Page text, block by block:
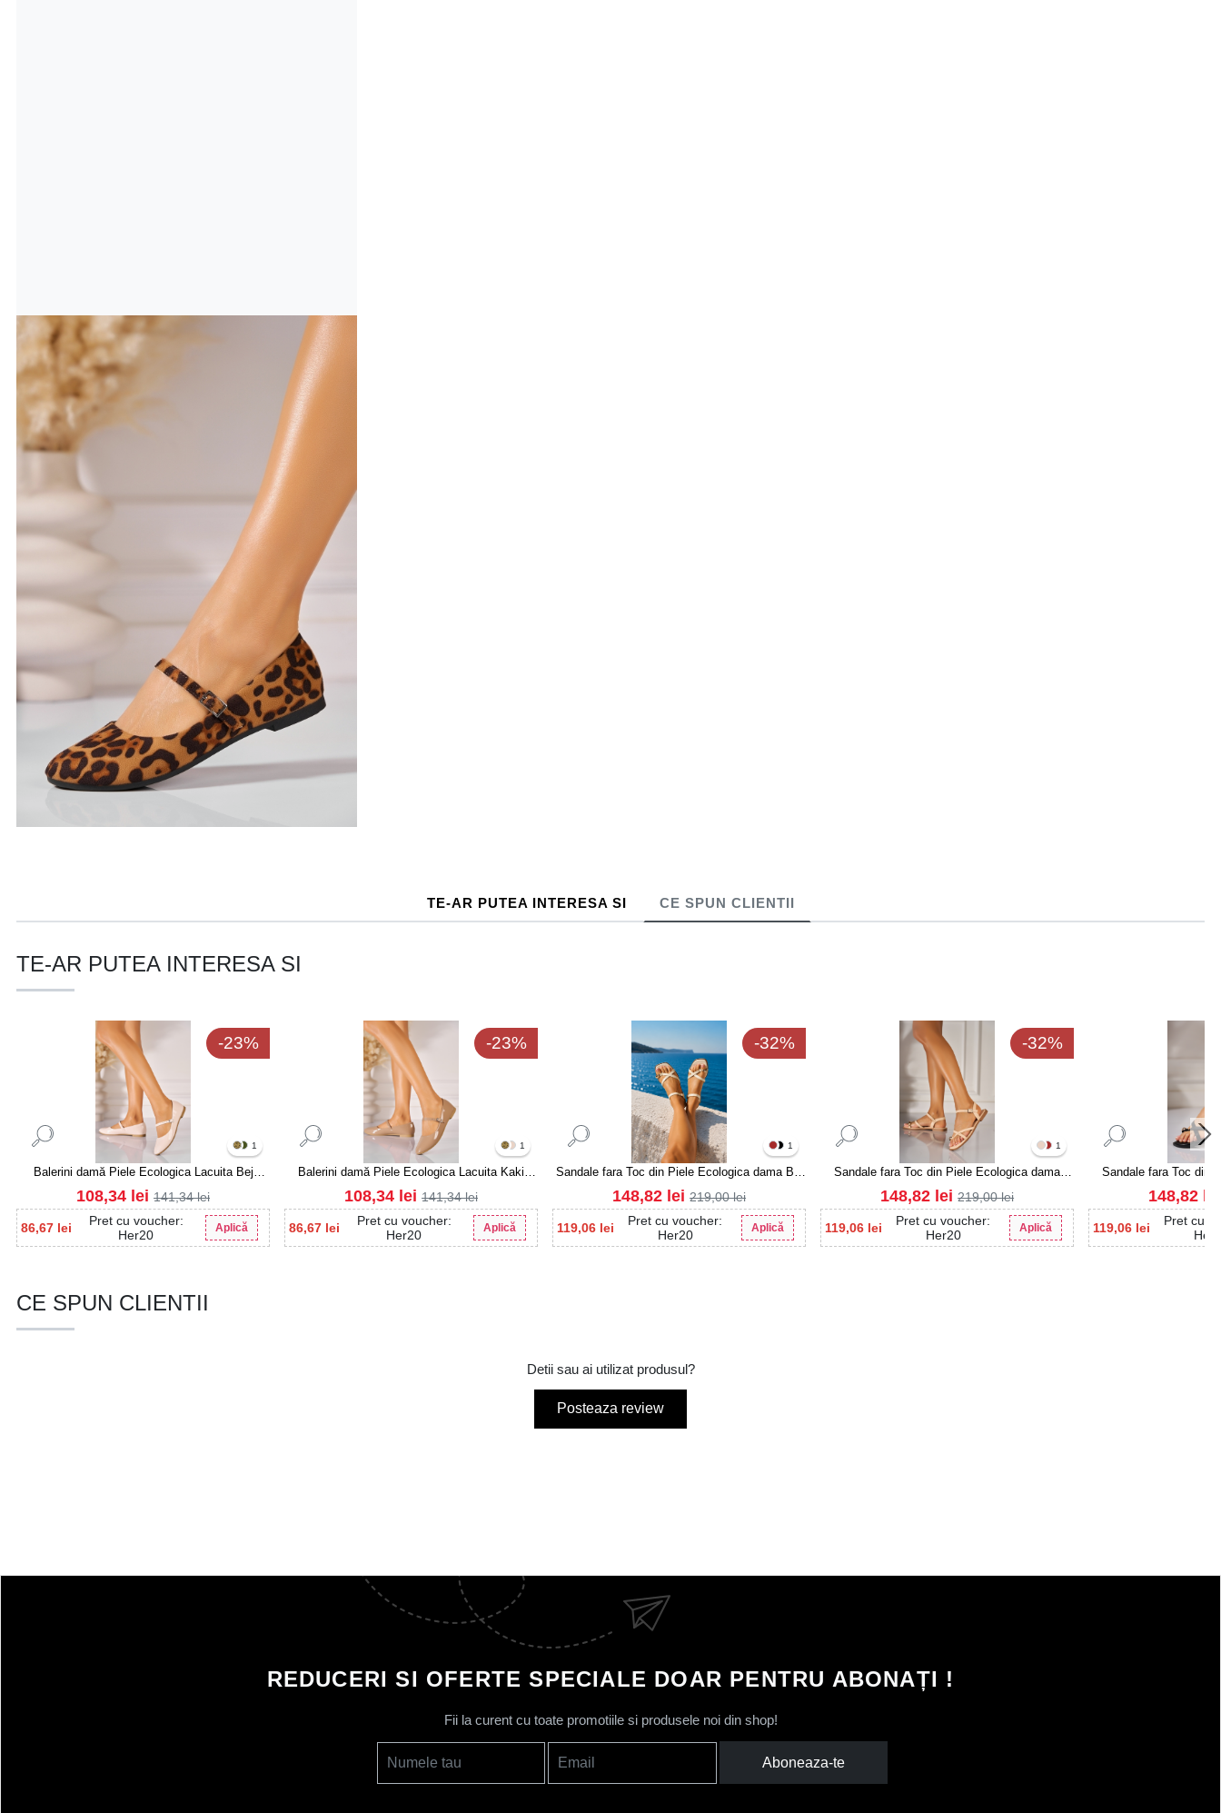
TE-AR PUTEA INTERESA SI CE SPUN CLIENTII
TE-AR PUTEA INTERESA SI
-23%
1
Balerini damă Piele Ecologica Lacuita Bej
Seona
86,67 lei
Pret cu voucher:
Her20
Aplică
108,34 lei 141,34lei
-23%
1
Balerini damă Piele Ecologica Lacuita Kaki
Seona
86,67 lei
Pret cu voucher:
Her20
Aplică
108,34 lei 141,34lei
-32%
1
Sandale fara Toc din Piele Ecologica dama Bej
Oreshi
119,06 lei
Pret cu voucher:
Her20
Aplică
148,82 lei 219,00lei
-32%
1
Sandale fara Toc din Piele Ecologica dama
Nude Oreshi
119,06 lei
Pret cu voucher:
Her20
Aplică
148,82 lei 219,00lei
Sandale fara Toc din
Negre
119,06 lei
Pret cu
148,82
CE SPUN CLIENTII
Detii sau ai utilizat produsul?
Posteaza review
REDUCERI SI OFERTE SPECIALE DOAR PENTRU ABONAȚI !
Fii la curent cu toate promotiile si produsele noi din shop!
Numele tau Email Aboneaza-te